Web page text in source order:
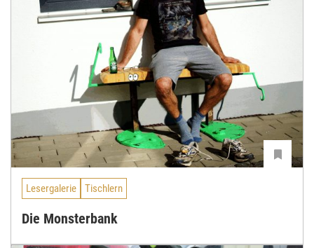
Lesergalerie Tischlern
Die Monsterbank